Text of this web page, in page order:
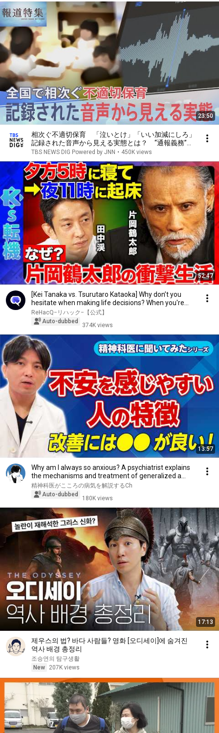
23:50
相次ぐ不適切保育 「泣いとけ」「いい加減にしろ」
記録された音声から見える実態とは？ “通報義務”に
は課題も【報道特集】｜TBS NEWS DIG
TBS NEWS DIG Powered by JNN • 450K views
52:47
[Kei Tanaka vs. Tsurutaro Kataoka] Why don’t you
hesitate when making life decisions? When you're...
ReHacQ−リハック−【公式】
Auto-dubbed
374K views
13:57
Why am I always so anxious? A psychiatrist explains
the mechanisms and treatment of generalized a...
精神科医がこころの病気を解説するCh
Auto-dubbed
180K views
17:13
제우스의 법? 바다 사람들? 영화 [오디세이]에 숨겨진
역사 배경 총정리
조승연의 탐구생활
New
207K views